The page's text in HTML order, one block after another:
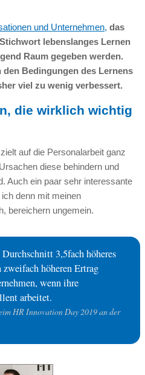
und Unternehmen, das
lebenslanges Lernen
Raum gegeben werden.
Bedingungen des Lernens
viel zu wenig verbessert.
die wirklich wichtig
auf die Personalarbeit ganz
diese behindern und
Auch ein paar sehr interessante
denn mit meinen
bereichern ungemein.
3,5fach höheres
höheren Ertrag
wenn ihre
arbeitet.
HR Innovation Day 2019 an der